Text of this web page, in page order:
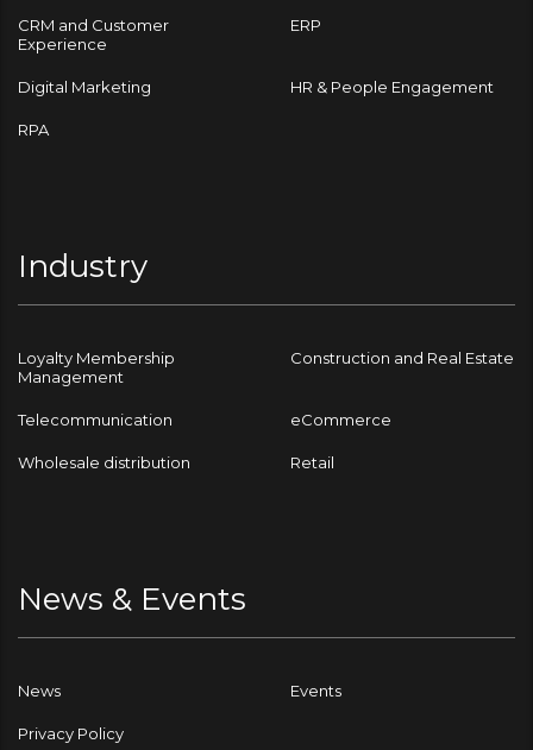
CRM and Customer
Experience
ERP
Digital Marketing HR & People Engagement
RPA
Industry
Loyalty Membership
Management
Construction and Real Estate
Telecommunication eCommerce
Wholesale distribution Retail
News & Events
News Events
Privacy Policy